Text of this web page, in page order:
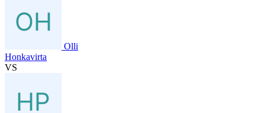
Olli
Honkavirta
VS